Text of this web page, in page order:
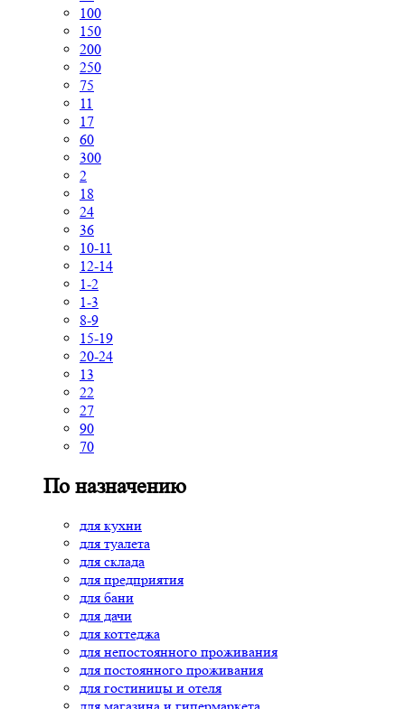
100
150
200
250
75
11
17
60
300
2
18
24
36
10-11
12-14
1-2
1-3
8-9
15-19
20-24
13
22
27
90
70
По назначению
для кухни
для туалета
для склада
для предприятия
для бани
для дачи
для коттеджа
для непостоянного проживания
для постоянного проживания
для гостиницы и отеля